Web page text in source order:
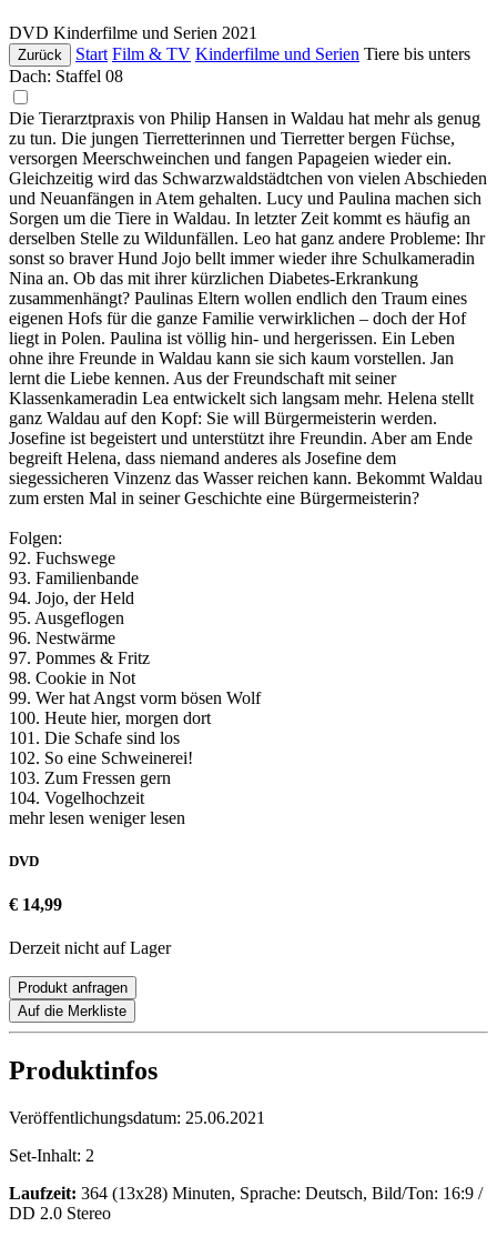
DVD Kinderfilme und Serien 2021
Zurück Start Film & TV Kinderfilme und Serien Tiere bis unters
Dach: Staffel 08
Die Tierarztpraxis von Philip Hansen in Waldau hat mehr als genug
zu tun. Die jungen Tierretterinnen und Tierretter bergen Füchse,
versorgen Meerschweinchen und fangen Papageien wieder ein.
Gleichzeitig wird das Schwarzwaldstädtchen von vielen Abschieden
und Neuanfängen in Atem gehalten. Lucy und Paulina machen sich
Sorgen um die Tiere in Waldau. In letzter Zeit kommt es häufig an
derselben Stelle zu Wildunfällen. Leo hat ganz andere Probleme: Ihr
sonst so braver Hund Jojo bellt immer wieder ihre Schulkameradin
Nina an. Ob das mit ihrer kürzlichen Diabetes-Erkrankung
zusammenhängt? Paulinas Eltern wollen endlich den Traum eines
eigenen Hofs für die ganze Familie verwirklichen – doch der Hof
liegt in Polen. Paulina ist völlig hin- und hergerissen. Ein Leben
ohne ihre Freunde in Waldau kann sie sich kaum vorstellen. Jan
lernt die Liebe kennen. Aus der Freundschaft mit seiner
Klassenkameradin Lea entwickelt sich langsam mehr. Helena stellt
ganz Waldau auf den Kopf: Sie will Bürgermeisterin werden.
Josefine ist begeistert und unterstützt ihre Freundin. Aber am Ende
begreift Helena, dass niemand anderes als Josefine dem
siegessicheren Vinzenz das Wasser reichen kann. Bekommt Waldau
zum ersten Mal in seiner Geschichte eine Bürgermeisterin?
Folgen:
92. Fuchswege
93. Familienbande
94. Jojo, der Held
95. Ausgeflogen
96. Nestwärme
97. Pommes & Fritz
98. Cookie in Not
99. Wer hat Angst vorm bösen Wolf
100. Heute hier, morgen dort
101. Die Schafe sind los
102. So eine Schweinerei!
103. Zum Fressen gern
104. Vogelhochzeit
mehr lesen weniger lesen
DVD
€ 14,99
Derzeit nicht auf Lager
Produkt anfragen
Auf die Merkliste
Produktinfos
Veröffentlichungsdatum: 25.06.2021
Set-Inhalt: 2
Laufzeit: 364 (13x28) Minuten, Sprache: Deutsch, Bild/Ton: 16:9 /
DD 2.0 Stereo